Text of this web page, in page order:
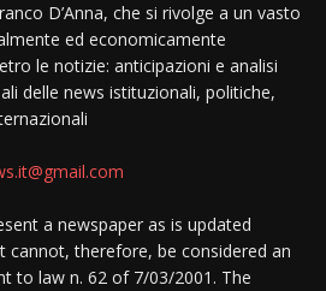
D’Anna, che si rivolge a un vasto
ed economicamente
le notizie: anticipazioni e analisi
delle news istituzionali, politiche,
a newspaper as is updated
cannot, therefore, be considered an
to law n. 62 of 7/03/2001. The